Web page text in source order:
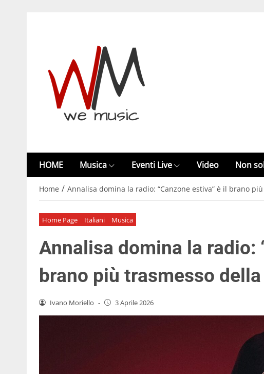
HOME Musica Eventi Live Video Non
Home / Annalisa domina la radio: “Canzone estiva” è il brano
Home Page Italiani Musica
Annalisa domina la radio:
brano più trasmesso
Ivano Moriello - 3 Aprile 2026